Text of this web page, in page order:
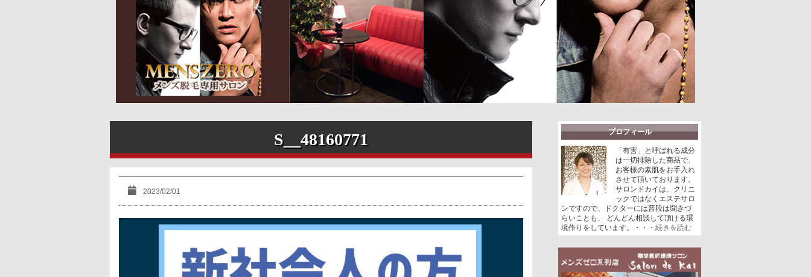
S__48160771
2023/02/01
プロフィール
「有害」と呼ばれる成分
は一切排除した商品で、
お客様の素肌をお手入れ
させて頂いております。
サロンドカイは、クリニ
ックではなくエステサロ
ンですので、ドクターには普段は聞きづ
らいことも、 どんどん相談して頂ける環
境作りをしています。・・・続きを読む